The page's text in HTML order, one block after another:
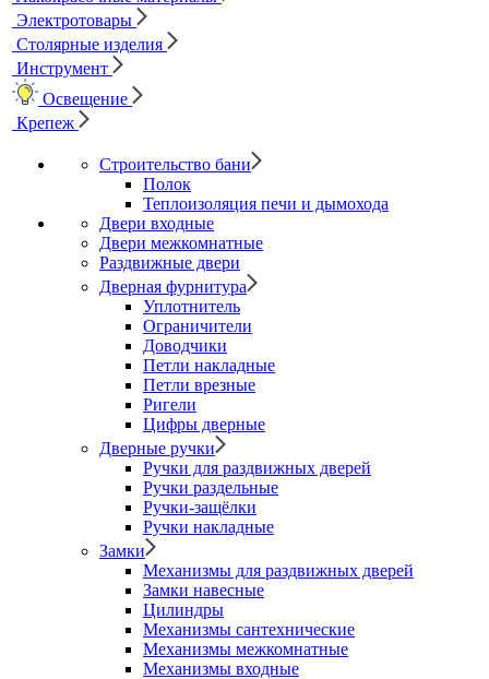
Электротовары
Столярные изделия
Инструмент
Освещение
Крепеж
Строительство бани
Полок
Теплоизоляция печи и дымохода
Двери входные
Двери межкомнатные
Раздвижные двери
Дверная фурнитура
Уплотнитель
Ограничители
Доводчики
Петли накладные
Петли врезные
Ригели
Цифры дверные
Дверные ручки
Ручки для раздвижных дверей
Ручки раздельные
Ручки-защёлки
Ручки накладные
Замки
Механизмы для раздвижных дверей
Замки навесные
Цилиндры
Механизмы сантехнические
Механизмы межкомнатные
Механизмы входные